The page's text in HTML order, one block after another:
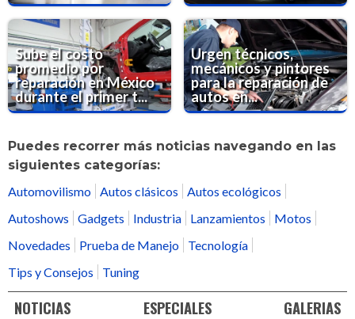
Sube el costo
promedio por
reparación en México
durante el primer t...
Urgen técnicos,
mecánicos y pintores
para la reparación de
autos en...
Puedes recorrer más noticias navegando en las
siguientes categorías:
Automovilismo Autos clásicos
Autos ecológicos
Autoshows
Gadgets Industria Lanzamientos
Motos
Novedades
Prueba de Manejo
Tecnología
Tips y Consejos
Tuning
NOTICIAS ESPECIALES GALERIAS